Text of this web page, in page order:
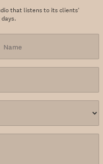
that listens to its clients'